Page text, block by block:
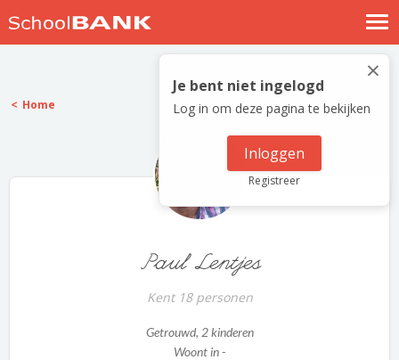
Nostalgische verhalen
Log in
Meld je gratis aan
×
Je bent niet ingelogd
Log in om deze pagina te bekijken
Inloggen
Registreer
Home
Paul Lentjes
Kent 18 personen
Getrouwd, 2 kinderen
Woont in -